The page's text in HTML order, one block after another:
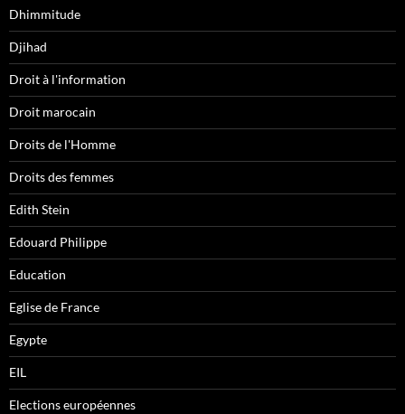
Dhimmitude
Djihad
Droit à l'information
Droit marocain
Droits de l'Homme
Droits des femmes
Edith Stein
Edouard Philippe
Education
Eglise de France
Egypte
EIL
Elections européennes